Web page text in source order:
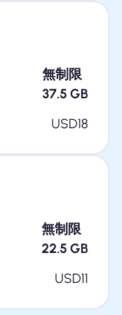
無制限
37.5 GB
USD18
無制限
22.5 GB
USD11